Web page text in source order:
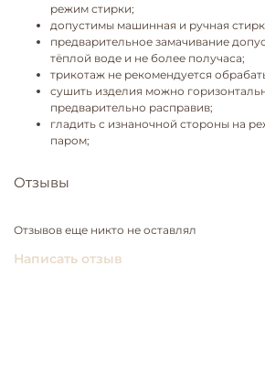
режим стирки;
допустимы машинная и ручная
предварительное замачивание
тёплой воде и не более получаса;
трикотаж не рекомендуется
сушить изделия можно
предварительно расправив;
гладить с изнаночной стороны на
паром;
Отзывы
Отзывов еще никто не оставлял
Написать отзыв